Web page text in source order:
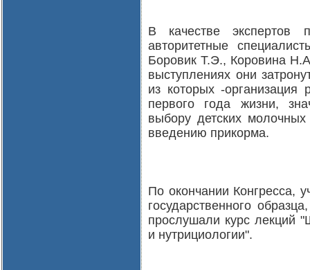
В качестве экспертов
авторитетные
Боровик Т.Э., Коровина
выступлениях они
из которых -организация
первого года жизни,
выбору детских
введению прикорма.
По окончании Конгресса,
государственного
прослушали курс лекций
и нутрициологии".